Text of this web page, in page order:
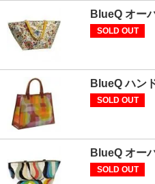
BlueQ オー
SOLD OUT
BlueQ ハン
SOLD OUT
BlueQ オー
SOLD OUT